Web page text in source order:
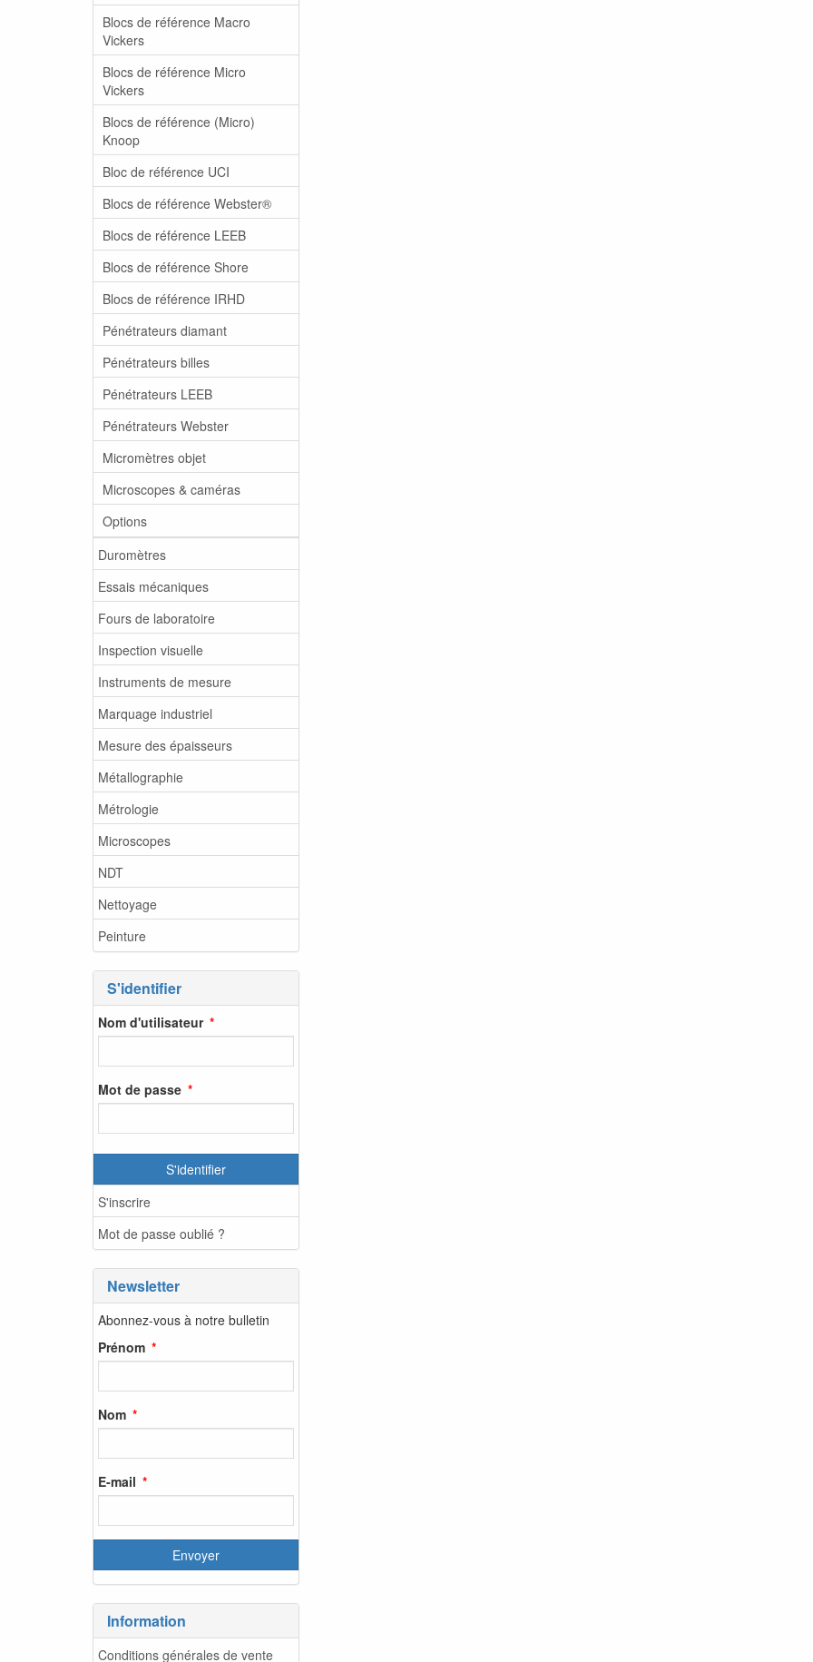
Blocs de référence Macro
Vickers
Blocs de référence Micro
Vickers
Blocs de référence (Micro)
Knoop
Bloc de référence UCI
Blocs de référence Webster®
Blocs de référence LEEB
Blocs de référence Shore
Blocs de référence IRHD
Pénétrateurs diamant
Pénétrateurs billes
Pénétrateurs LEEB
Pénétrateurs Webster
Micromètres objet
Microscopes & caméras
Options
Duromètres
Essais mécaniques
Fours de laboratoire
Inspection visuelle
Instruments de mesure
Marquage industriel
Mesure des épaisseurs
Métallographie
Métrologie
Microscopes
NDT
Nettoyage
Peinture
S'identifier
Nom d'utilisateur
Mot de passe
S'identifier
S'inscrire
Mot de passe oublié ?
Newsletter
Abonnez-vous à notre bulletin
Prénom
Nom
E-mail
Information
Conditions générales de vente